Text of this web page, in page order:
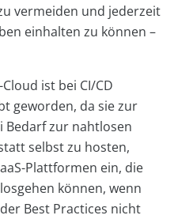
vermeiden und jederzeit
einhalten zu können –
ist bei CI/CD
geworden, da sie zur
Bedarf zur nahtlosen
selbst zu hosten,
Plattformen ein, die
können, wenn
Best Practices nicht